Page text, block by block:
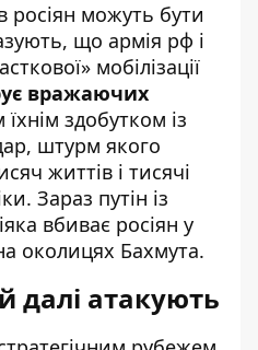
росіян можуть бути
що армія рф і
мобілізації
вражаючих
здобутком із
штурм якого
життів і тисячі
Зараз путін із
вбиває росіян у
околицях Бахмута.
далі атакують